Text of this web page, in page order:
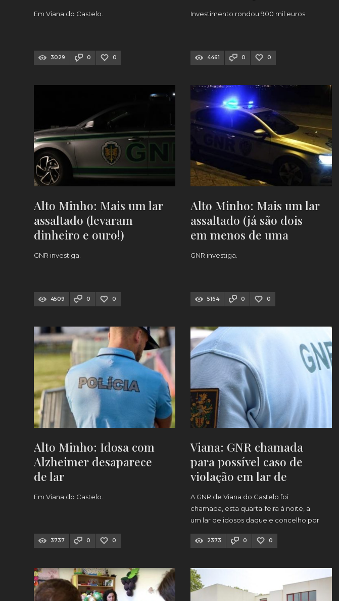
Em Viana do Castelo.
3029 0 0
[FOTOS]
Investimento rondou 900 mil euros.
4461 0 0
Alto Minho: Mais um lar
assaltado (levaram
dinheiro e ouro!)
GNR investiga.
4509 0 0
Alto Minho: Mais um lar
assaltado (já são dois
em menos de uma
semana)
GNR investiga.
5164 0 0
Alto Minho: Idosa com
Alzheimer desaparece
de lar
Em Viana do Castelo.
3737 0 0
Viana: GNR chamada
para possível caso de
violação em lar de
idosos
A GNR de Viana do Castelo foi
chamada, esta quarta-feira à noite, a
um lar de idosos daquele concelho por
2373 0 0